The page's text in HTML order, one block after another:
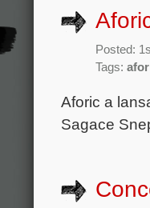
Posted:
Tags:
Aforic a
Sagace